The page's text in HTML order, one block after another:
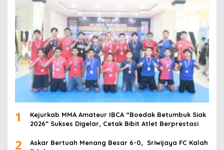
1
Kejurkab MMA Amateur IBCA “Boedak Betumbuk Siak
2026” Sukses Digelar, Cetak Bibit Atlet Berprestasi
2
Askar Bertuah Menang Besar 6-0, Sriwijaya FC Kalah